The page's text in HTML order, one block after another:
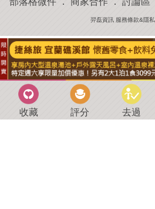
羿磊資訊 服務條款&隱
收藏 評分 去過